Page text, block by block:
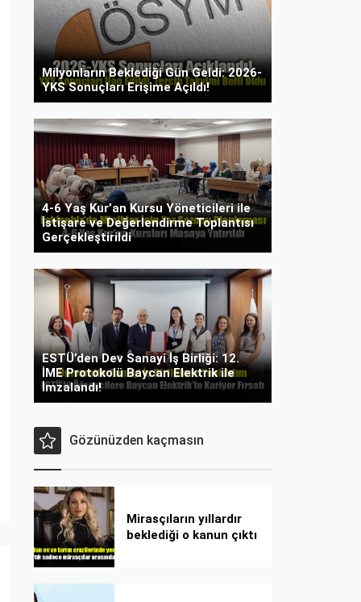
Milyonların Beklediği Gün Geldi: 2026-
YKS Sonuçları Erişime Açıldı!
4-6 Yaş Kur’an Kursu Yöneticileri ile
İstişare ve Değerlendirme Toplantısı
Gerçekleştirildi
ESTÜ’den Dev Sanayi İş Birliği: 12.
İME Protokolü Baycan Elektrik ile
İmzalandı!
Gözünüzden kaçmasın
Mirasçıların yıllardır
beklediği o kanun çıktı